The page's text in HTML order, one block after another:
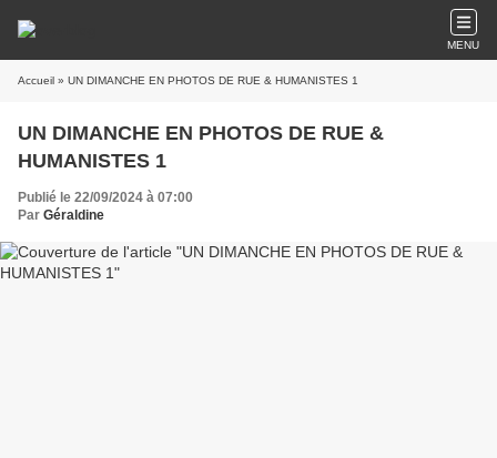
MENU
Accueil » UN DIMANCHE EN PHOTOS DE RUE & HUMANISTES 1
UN DIMANCHE EN PHOTOS DE RUE &
HUMANISTES 1
Publié le 22/09/2024 à 07:00
Par Géraldine